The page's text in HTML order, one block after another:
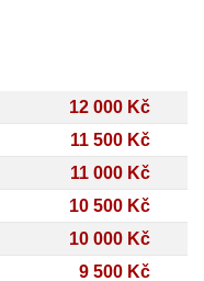
12 000 Kč
11 500 Kč
11 000 Kč
10 500 Kč
10 000 Kč
9 500 Kč